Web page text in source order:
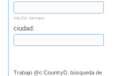
medio tiempo
ciudad:
Trabajo @c:CountryD, búsqueda de